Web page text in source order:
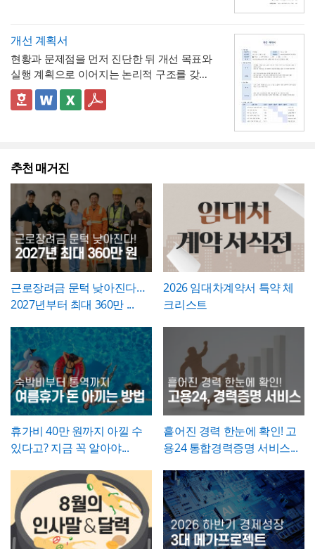
을 기준으로 별도의 환산표를 마련해두는 것
이 정확합니다. 또한 법정 연차휴가는 원칙적
으로 1일 단위 사용이 기본이며, 시간단위 사
용은 법적 의무사항이 아니라 회사가 취업규
칙 등을 통해 자율적으로 도입하는 제도이므
무급휴직 확인서는
계산해 기재하는 것이 가장 중요합니다. 휴직
시작일과 종료일을 실제 승인된 휴직원 내용
과 정확히 대조하고, 총 휴직일수는 달력상 실
제 일수를 정확히 세어 기재해야 이후 급여나
등 적정 수준으로 기재하는 것이 일반적이며,
필요한 경우에만 구체적인 사유를 명시하는
것이 좋습니다. 이 확인서를 발급한 이후에는
반드시 4대보험 관련 신고(납부예외 신청 등)
가 함께 이루어졌는지 확인하고, 급여대장에
도 해당 기간이 무급으로 정확히 반영되었는
지 재차 점검하시기 바랍니다.
증할 수 있는 것이 특징입니다.
다면 반드시 비고란에 그 사유(예 : 설계 변경,
현장 여건상 수량 조정 등)를 구체적으로 기재
해야 하며, 임의로 수량을 맞춰 기재하는 일이
없도록 해야 합니다. 하자여부를 "하자 없
음"으로 확인하는 경우에도 하자보증기간 내
에 새로운 하자가 발견될 수 있으므로, 이 확
💡 작성 팁
작업 완료 확인서는계획과 완료의 정확한 대조
가 가장 중요 하므로, 현장 실사를 통해 실제 완
료된 개소·수량을 정확히 확인한 뒤 계획 수량
수량 차이가 발생했는지 근거를 확인할 수 있
도록 하는 것이 중요합니다. 특이사항란에는
작업 중 발견된 예상치 못한 사항(부식, 노후
배선 등)과 그에 대한 처리 결과를 함께 기록
해, 계약 범위를 벗어난 추가 작업이 있었다면
그 사실과 처리 근거를 명확히 남겨두시기 바
랍니다. 하자여부는 실제 현장 점검 결과에 따
라 정확히 체크하고, 하자가 있는 경우에는 내
용을 구체적으로 기재해 향후 보수 책임의 근
거로 삼을 수 있도록 하는 것이 좋습니다. 마
지막으로 발주처와 시공사 양측의 서명은 실
제 현장 검수에 참여한 담당자가 직접 하도록
하여, 이 확인서가 형식적 서류가 아니라 실질
적인 검증을 거친 문서로서의 효력을 갖도록
관리하시기 바랍니다.
개선 계획서
현황과 문제점을 먼저 진단한 뒤 개선 목표와
실행 계획으로 이어지는 논리적 구조를 갖춘
업무 개선 보고서입니다. 개선분야를 IT·전산,
업무 프로세스, 안전, 품질 등으로 체크박스
👔 이 서식의 구성 특징
가능
나누어 구성해, 단순 현상 나열이 아니라
선이 필요한지 논리적 인과관계를 명확히 제시
- 개선 목표와 기대효과를 구분해, 무엇을 이
룰 것인지(목표)와 그 결과 무엇이 좋아지는지
(효과)를 별도로 서술함으로써 보고받는 결재
권자가투자 대비 효과를 판단하기 쉽도록 구
성
- 단계별 실행 계획표에 담당자와 주차별 일정
(0월0주~0월0주)을 매트릭스 형태로 배치해,
각 실행 단계가 언제 진행되는지
간트차트처
럼 시각적으로 확인가능
- 예산(안)을 부가세 포함 금액으로 상단에 명
시해, 개선 계획의 실행 가능성을
예산 규모 측
면에서도 함께 검토할 수 있도록 함
💡 작성 팁
개선 계획서는현황과 문제점을 최대한 구체적
"노후화되었다", "느리다"처럼 막연한 표현 대
신 실제 사용연수, 장애 발생 빈도, 소요 시간
등 정량적 근거를 제시하면 개선의 필요성이
훨씬 명확하게 전달됩니다. 개선 목표는 문제
점에서 언급한 리스크가 해소되는 방향으로
구체적으로 서술하고, 기대효과는 가능한 한
수치화(업무시간 단축 몇 시간, 만족도 개선
등)해 목표와의 인과관계가 드러나도록 작성
추천 매거진
근로장려금 문턱 낮아진다…
2027년부터 최대 360만 ...
2026 임대차계약서 특약 체
크리스트
휴가비 40만 원까지 아낄 수
있다고? 지금 꼭 알아야...
흩어진 경력 한눈에 확인! 고
용24 통합경력증명 서비스...